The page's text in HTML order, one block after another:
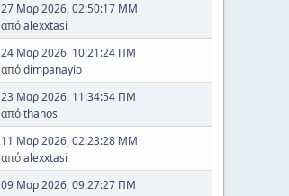
27 Μαρ 2026, 02:50:17 ΜΜ
απόalexxtasi
24 Μαρ 2026, 10:21:24 ΠΜ
απόdimpanayio
23 Μαρ 2026, 11:34:54 ΠΜ
απόthanos
11 Μαρ 2026, 02:23:28 ΜΜ
απόalexxtasi
09 Μαρ 2026, 09:27:27 ΠΜ